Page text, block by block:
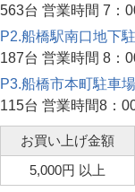
563台 営業時間 7：
P2.船橋駅南口地下
187台 営業時間 8：
P3.船橋市本町駐車
115台 営業時間8：
お買い上げ金額
5,000円 以上